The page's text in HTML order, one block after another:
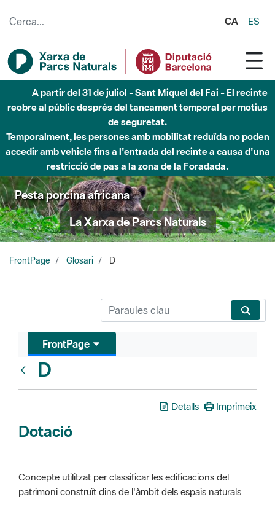
CA ES
A partir del 31 de juliol - Sant Miquel del Fai - El recinte
reobre al públic després del tancament temporal per motius
de seguretat.
Temporalment, les persones amb mobilitat reduïda no poden
accedir amb vehicle fins a l'entrada del recinte a causa d'una
restricció de pas a la zona de la Foradada.
Pesta porcina africana
La Xarxa de Parcs Naturals
FrontPage Glosari D
FrontPage
D
Detalls Imprimeix
Dotació
Concepte utilitzat per classificar les edificacions del
patrimoni construït dins de l'àmbit dels espais naturals